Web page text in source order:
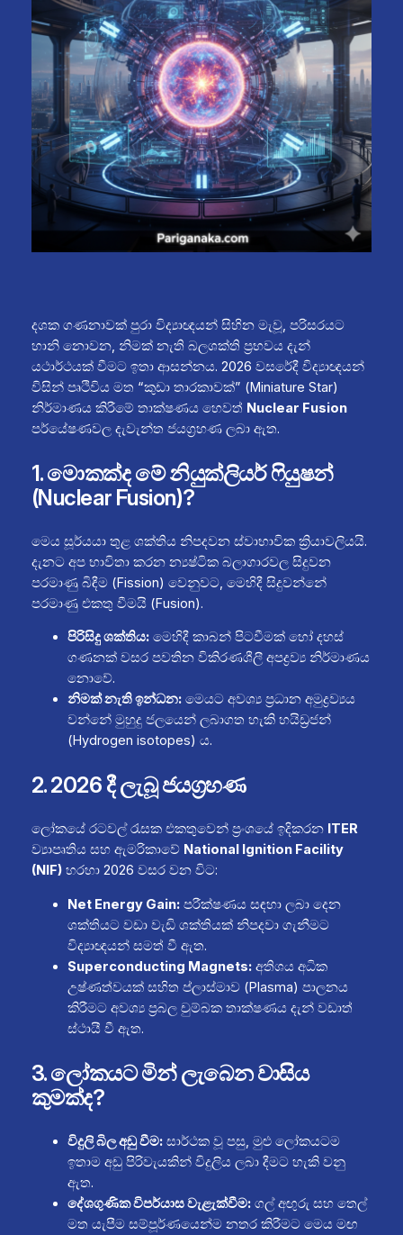
දශක ගණනාවක් පුරා විද්‍යාඥයන් සිහින මැවූ, පරිසරයට
හානි නොවන, නිමක් නැති බලශක්ති ප්‍රභවය දැන්
යථාර්ථයක් වීමට ඉතා ආසන්නය. 2026 වසරේදී විද්‍යාඥයන්
විසින් පෘථිවිය මත “කුඩා තාරකාවක්” (Miniature Star)
නිර්මාණය කිරීමේ තාක්ෂණය හෙවත් Nuclear Fusion
පර්යේෂණවල දැවැන්ත ජයග්‍රහණ ලබා ඇත.
1. මොකක්ද මේ නියුක්ලියර් ෆියුෂන්
(Nuclear Fusion)?
මෙය සූර්යයා තුළ ශක්තිය නිපදවන ස්වාභාවික ක්‍රියාවලියයි.
දැනට අප භාවිතා කරන න්‍යෂ්ටික බලාගාරවල සිදුවන
පරමාණු බිඳීම (Fission) වෙනුවට, මෙහිදී සිදුවන්නේ
පරමාණු එකතු වීමයි (Fusion).
පිරිසිදු ශක්තිය:මෙහිදී කාබන් පිටවීමක් හෝ දහස්
ගණනක් වසර පවතින විකිරණශීලී අපද්‍රව්‍ය නිර්මාණය
නොවේ.
නිමක් නැති ඉන්ධන:මෙයට අවශ්‍ය ප්‍රධාන අමුද්‍රව්‍යය
වන්නේ මුහුදු ජලයෙන් ලබාගත හැකි හයිඩ්‍රජන්
(Hydrogen isotopes) ය.
2. 2026 දී ලැබූ ජයග්‍රහණ
ලෝකයේ රටවල් රැසක එකතුවෙන් ප්‍රංශයේ ඉදිකරන ITER
ව්‍යාපෘතිය සහ ඇමරිකාවේ National Ignition Facility
(NIF)හරහා 2026 වසර වන විට:
Net Energy Gain:පරීක්ෂණය සඳහා ලබා දෙන
ශක්තියට වඩා වැඩි ශක්තියක් නිපදවා ගැනීමට
විද්‍යාඥයන් සමත් වී ඇත.
Superconducting Magnets:අතිශය අධික
උෂ්ණත්වයක් සහිත ප්ලාස්මාව (Plasma) පාලනය
කිරීමට අවශ්‍ය ප්‍රබල චුම්බක තාක්ෂණය දැන් වඩාත්
ස්ථායී වී ඇත.
3. ලෝකයට මින් ලැබෙන වාසිය
කුමක්ද?
විදුලි බිල අඩු වීම:සාර්ථක වූ පසු, මුළු ලෝකයටම
ඉතාම අඩු පිරිවැයකින් විදුලිය ලබා දීමට හැකි වනු
ඇත.
දේශගුණික විපර්යාස වැළැක්වීම:ගල් අඟුරු සහ තෙල්
මත යැපීම සම්පූර්ණයෙන්ම නතර කිරීමට මෙය මඟ